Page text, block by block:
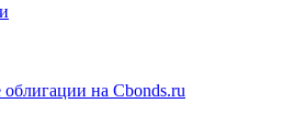
на Cbonds.ru